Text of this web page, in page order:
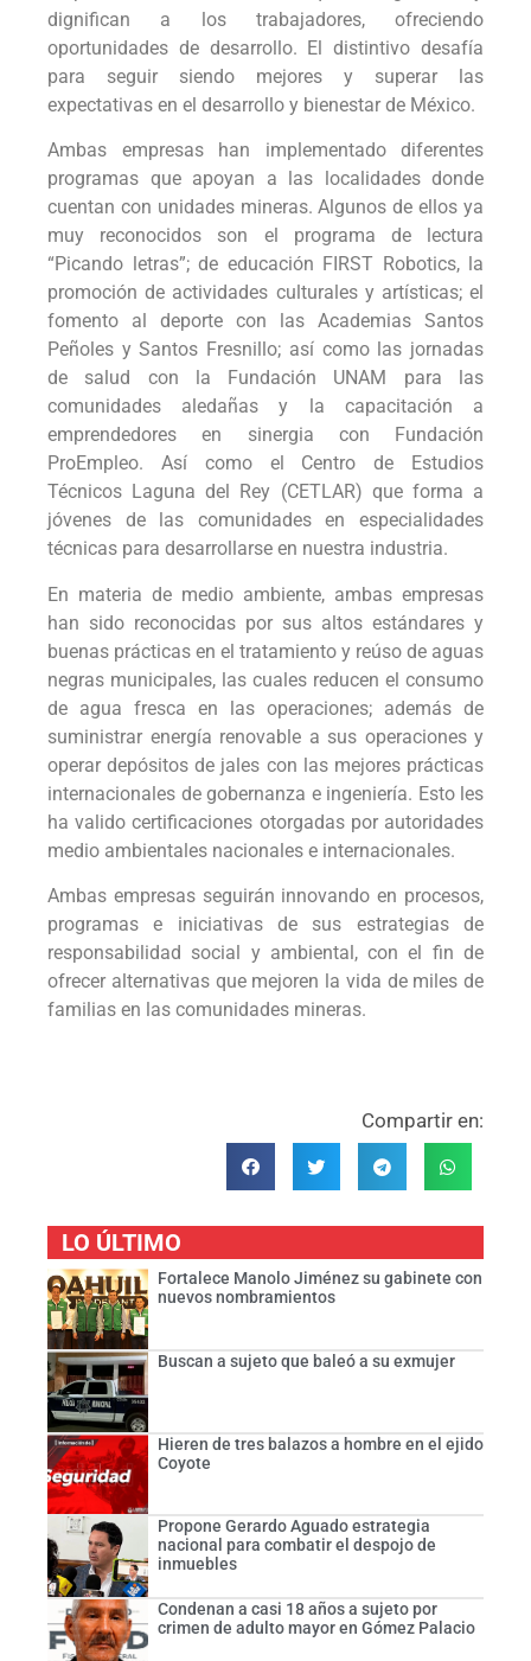
dignifican a los trabajadores, ofreciendo
oportunidades de desarrollo. El distintivo desafía
para seguir siendo mejores y superar las
expectativas en el desarrollo y bienestar de México.
Ambas empresas han implementado diferentes
programas que apoyan a las localidades donde
cuentan con unidades mineras. Algunos de ellos ya
muy reconocidos son el programa de lectura
“Picando letras”; de educación FIRST Robotics, la
promoción de actividades culturales y artísticas; el
fomento al deporte con las Academias Santos
Peñoles y Santos Fresnillo; así como las jornadas
de salud con la Fundación UNAM para las
comunidades aledañas y la capacitación a
emprendedores en sinergia con Fundación
ProEmpleo. Así como el Centro de Estudios
Técnicos Laguna del Rey (CETLAR) que forma a
jóvenes de las comunidades en especialidades
técnicas para desarrollarse en nuestra industria.
En materia de medio ambiente, ambas empresas
han sido reconocidas por sus altos estándares y
buenas prácticas en el tratamiento y reúso de aguas
negras municipales, las cuales reducen el consumo
de agua fresca en las operaciones; además de
suministrar energía renovable a sus operaciones y
operar depósitos de jales con las mejores prácticas
internacionales de gobernanza e ingeniería. Esto les
ha valido certificaciones otorgadas por autoridades
medio ambientales nacionales e internacionales.
Ambas empresas seguirán innovando en procesos,
programas e iniciativas de sus estrategias de
responsabilidad social y ambiental, con el fin de
ofrecer alternativas que mejoren la vida de miles de
familias en las comunidades mineras.
Compartir en:
LO ÚLTIMO
Fortalece Manolo Jiménez su gabinete con
nuevos nombramientos
Buscan a sujeto que baleó a su exmujer
Hieren de tres balazos a hombre en el ejido
Coyote
Propone Gerardo Aguado estrategia
nacional para combatir el despojo de
inmuebles
Condenan a casi 18 años a sujeto por
crimen de adulto mayor en Gómez Palacio